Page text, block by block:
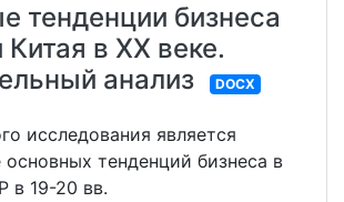
тенденции бизнеса
Китая в XX веке.
анализ
DOCX
исследования является
основных тенденций бизнеса в
в 19-20 вв.